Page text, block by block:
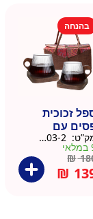
בהנחה
זכוכית
עם
וידית עץ
מארז 2 יח
₪
₪